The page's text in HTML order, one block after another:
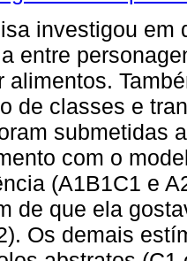
investigou em
entre
alimentos.
de classes e
submetidas
com o
(A1B1C1 e
de que ela
Os demais